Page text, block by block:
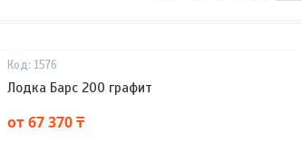
1576
Лодка Барс 200 графит
от 67 370 ₸